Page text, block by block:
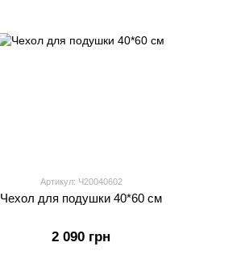
Артикул: Ч20040602
Чехол для подушки 40*60 см
2 090 грн